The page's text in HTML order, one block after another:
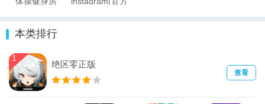
(GymJam)
下载)
本类排行
1
绝区零正版
查看